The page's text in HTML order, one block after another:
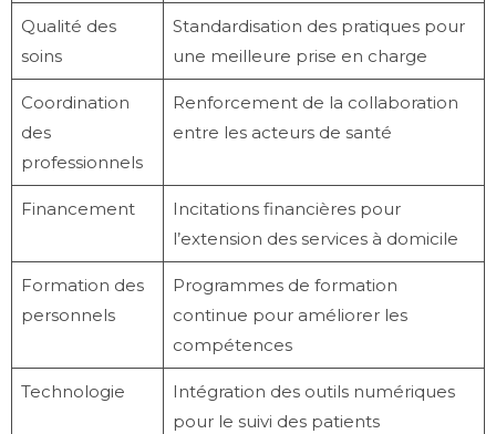
Qualité des
soins
Standardisation des pratiques pour
une meilleure prise en charge
Coordination
des
professionnels
Renforcement de la collaboration
entre les acteurs de santé
Financement
Incitations financières pour
l’extension des services à domicile
Formation des
personnels
Programmes de formation
continue pour améliorer les
compétences
Technologie
Intégration des outils numériques
pour le suivi des patients